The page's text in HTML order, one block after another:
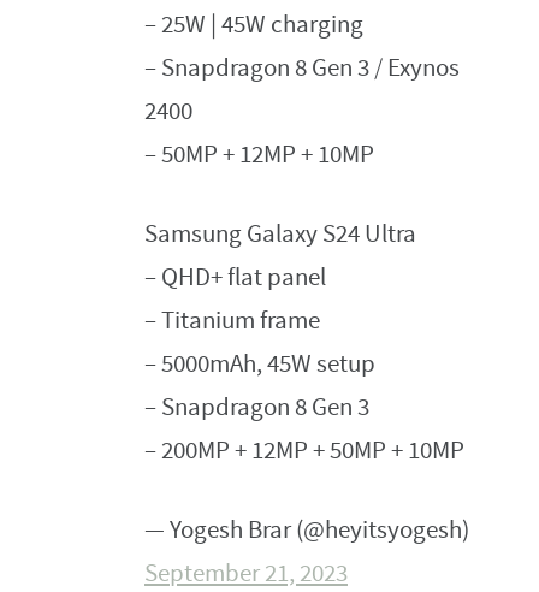
– 25W | 45W charging
– Snapdragon 8 Gen 3 / Exynos
2400
– 50MP + 12MP + 10MP
Samsung Galaxy S24 Ultra
– QHD+ flat panel
– Titanium frame
– 5000mAh, 45W setup
– Snapdragon 8 Gen 3
– 200MP + 12MP + 50MP + 10MP
— Yogesh Brar (@heyitsyogesh)
September 21, 2023